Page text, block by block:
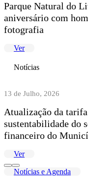
Parque Natural do
aniversário com
fotografia
Ver
Notícias
13 de Julho, 2026
Atualização da
sustentabilidade do
financeiro do
Ver
Notícias e Agenda